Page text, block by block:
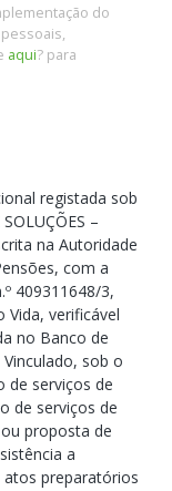
do
aqui? para
registada sob
–
na Autoridade
com a
409311648/3,
Vida, verificável
no Banco de
sob o
de serviços de
de serviços de
proposta de
a
preparatórios